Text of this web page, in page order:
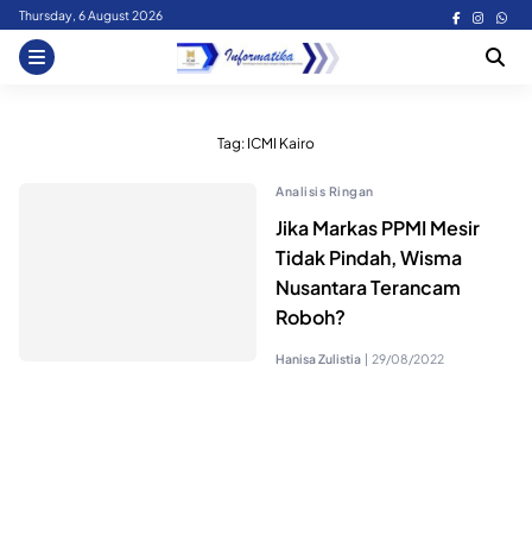
Skip
content
Thursday, 6 August 2026
Tag: ICMI Kairo
Analisis Ringan
Jika Markas PPMI Mesir
Tidak Pindah, Wisma
Nusantara Terancam
Roboh?
Hanisa Zulistia | 29/08/2022